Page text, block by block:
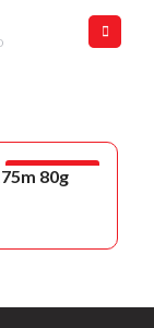
PROMOCJA!
80g